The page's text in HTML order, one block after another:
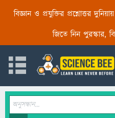
বিজ্ঞান ও প্রযুক্তির প্রশ্নোত্তর
জিতে নিন পুরস্কার,